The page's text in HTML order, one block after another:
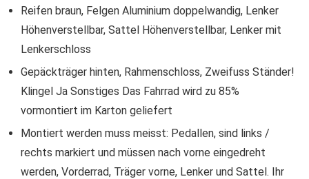
Reifen braun, Felgen Aluminium doppelwandig, Lenker
Höhenverstellbar, Sattel Höhenverstellbar, Lenker mit
Lenkerschloss
Gepäckträger hinten, Rahmenschloss, Zweifuss Ständer!
Klingel Ja Sonstiges Das Fahrrad wird zu 85%
vormontiert im Karton geliefert
Montiert werden muss meisst: Pedallen, sind links /
rechts markiert und müssen nach vorne eingedreht
werden, Vorderrad, Träger vorne, Lenker und Sattel. Ihr